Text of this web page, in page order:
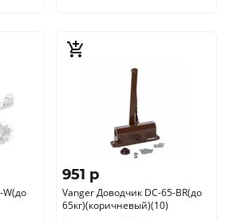
W(до
951 p
Vanger Доводчик DC-65-BR(до
65кг)(коричневый)(10)